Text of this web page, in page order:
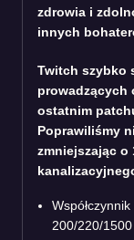
zdrowia i
innych
Twitch szybko
prowadzących
ostatnim
Poprawiliśmy
zmniejszając o
200/220/